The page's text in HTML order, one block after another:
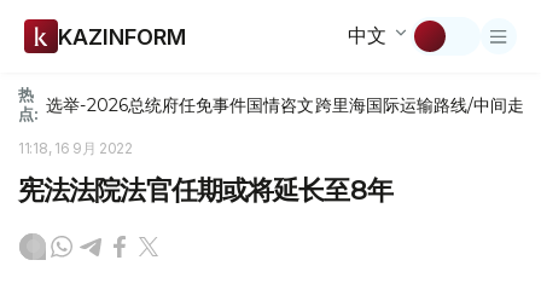
KAZINFORM 中文
热
点: 选举-2026总统府任免事件国情咨文跨里海国际运输路线/中间走廊
11:18, 16 9月 2022
宪法法院法官任期或将延长至8年